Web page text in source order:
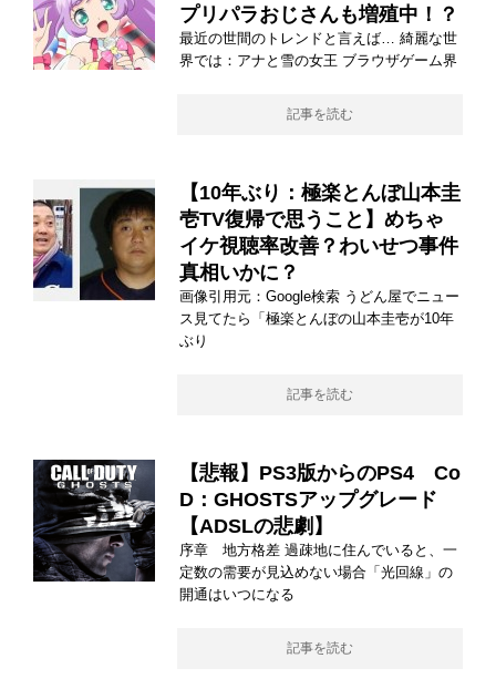
プリパラおじさんも増殖中！？
最近の世間のトレンドと言えば… 綺麗な世
界では：アナと雪の女王 ブラウザゲーム界
記事を読む
【10年ぶり：極楽とんぼ山本圭
壱TV復帰で思うこと】めちゃ
イケ視聴率改善？わいせつ事件
真相いかに？
画像引用元：Google検索 うどん屋でニュー
ス見てたら「極楽とんぼの山本圭壱が10年
ぶり
記事を読む
【悲報】PS3版からのPS4 Co
D：GHOSTSアップグレード
【ADSLの悲劇】
序章 地方格差 過疎地に住んでいると、一
定数の需要が見込めない場合「光回線」の
開通はいつになる
記事を読む